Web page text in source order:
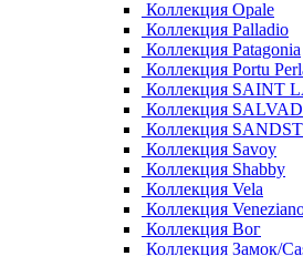
Коллекция Opale
Коллекция Palladio
Коллекция Patagonia
Коллекция Portu
Коллекция SAINT
Коллекция
Коллекция
Коллекция Savoy
Коллекция Shabby
Коллекция Vela
Коллекция
Коллекция Вог
Коллекция Замок/